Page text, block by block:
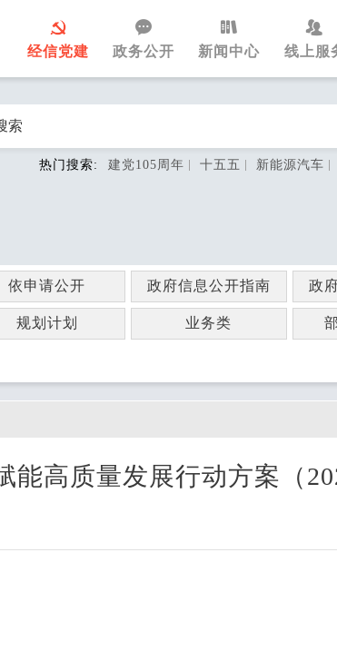
经信党建 政务公开 新闻中心 线上服
热门搜索: 建党105周年 十五五 新能源汽车
依申请公开 政府信息公开指南 政
规划计划 业务类
高质量发展行动方案（